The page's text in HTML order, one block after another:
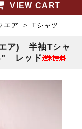
VIEW CART
エア >Tシャツ
ア) 半袖Tシャ
レッド